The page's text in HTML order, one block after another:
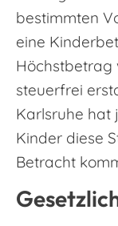
bestimmten
eine
Höchstbetrag
steuerfrei
Karlsruhe hat
Kinder diese
Betracht